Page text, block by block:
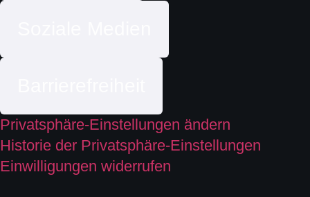
Privatsphäre-Einstellungen ändern
Historie der Privatsphäre-Einstellungen
Einwilligungen widerrufen